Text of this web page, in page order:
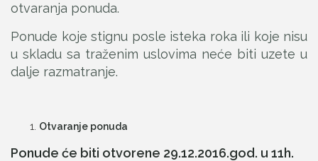
otvaranja ponuda.
Ponude koje stignu posle isteka roka ili koje nisu
u skladu sa traženim uslovima neće biti uzete u
dalje razmatranje.
Otvaranje ponuda
Ponude će biti otvorene 29.12.2016.god. u 11h.